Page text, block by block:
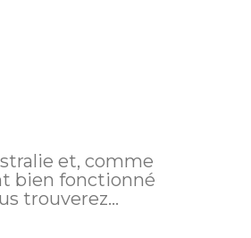
et, comme
bien fonctionné
que je ferai peut être différemment. Vous trouverez...